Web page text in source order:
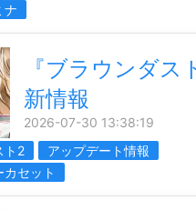
ナ
『ブラウンダス
新情報
2026-07-30 13:38:19
ト2
アップデート情報
セット